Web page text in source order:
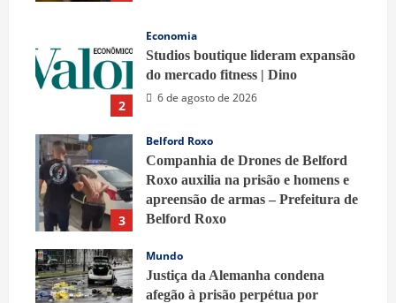
2
Economia
Studios boutique lideram expansão
do mercado fitness | Dino
6 de agosto de 2026
3
Belford Roxo
Companhia de Drones de Belford
Roxo auxilia na prisão e homens e
apreensão de armas – Prefeitura de
Belford Roxo
Mundo
Justiça da Alemanha condena
afegão à prisão perpétua por